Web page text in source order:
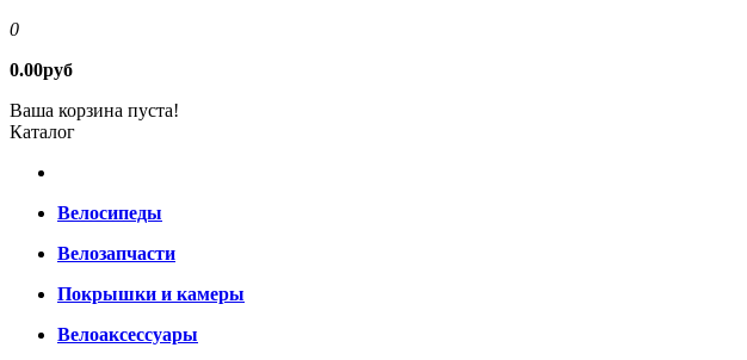
0
0.00руб
Ваша корзина пуста!
Каталог
Велосипеды
Велозапчасти
Покрышки и камеры
Велоаксессуары